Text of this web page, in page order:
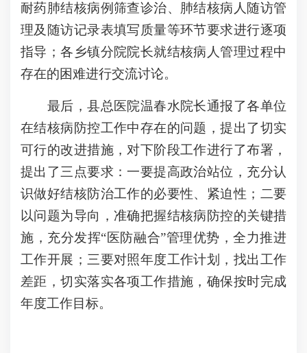
耐药肺结核病例筛查诊治、肺结核病人随访管
理及随访记录表填写质量等环节要求进行逐项
指导；各乡镇分院院长就结核病人管理过程中
存在的困难进行交流讨论。
最后，县总医院温春水院长通报了各单位
在结核病防控工作中存在的问题，提出了切实
可行的改进措施，对下阶段工作进行了布署，
提出了三点要求：一要提高政治站位，充分认
识做好结核防治工作的必要性、紧迫性；二要
以问题为导向，准确把握结核病防控的关键措
施，充分发挥“医防融合”管理优势，全力推进
工作开展；三要对照年度工作计划，找出工作
差距，切实落实各项工作措施，确保按时完成
年度工作目标。